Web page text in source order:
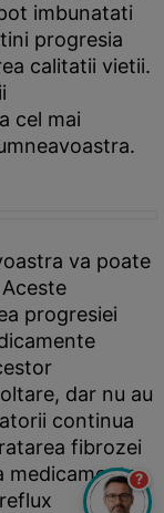
imbunatati
progresia
calitatii vietii.
cel mai
va poate
progresiei
dar nu au
continua
fibrozei
medicamente?